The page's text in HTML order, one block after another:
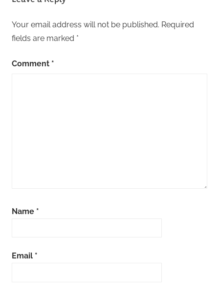
Your email address will not be published. Required
fields are marked *
Comment *
Name *
Email *